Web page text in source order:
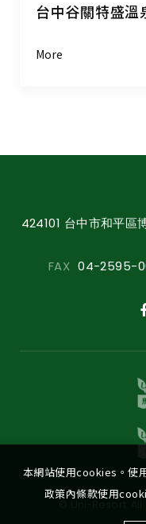
台中谷關特盛溫
More
424101 台中市和平區
FAX 04-2595-
© Uni-Resort.
本網站使用cookies。使
政策內條款使用